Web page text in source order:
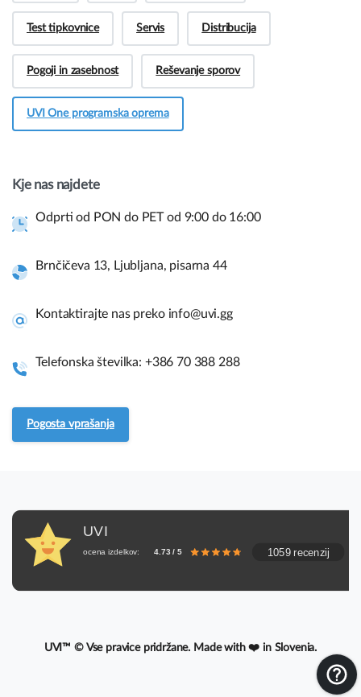
Test tipkovnice Servis Distribucija
Pogoji in zasebnost Reševanje sporov
UVI One programska oprema
Kje nas najdete
Odprti od PON do PET od 9:00 do 16:00
Brnčičeva 13, Ljubljana, pisarna 44
Kontaktirajte nas preko info@uvi.gg
Telefonska številka: +386 70 388 288
Pogosta vprašanja
UVI
ocena izdelkov: 4.73 / 5 1059 recenzij
UVI™ © Vse pravice pridržane. Made with ❤️ in Slovenia.
Hej! Imate vprašanja pred nakupom?
Kontaktirajte nas
strani in takojšnje informacije.
Vodiči za sestavo
UVI, Brnčičeva ulica 13,
1231 Ljubljana Črnuče (pisarna 44)
+386 70 388 288